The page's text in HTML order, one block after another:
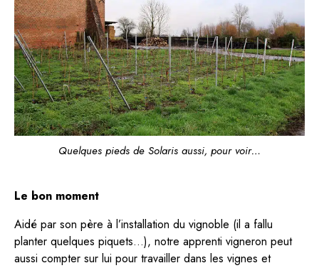
Quelques pieds de Solaris aussi, pour voir…
Le bon moment
Aidé par son père à l’installation du vignoble (il a fallu
planter quelques piquets…), notre apprenti vigneron peut
aussi compter sur lui pour travailler dans les vignes et